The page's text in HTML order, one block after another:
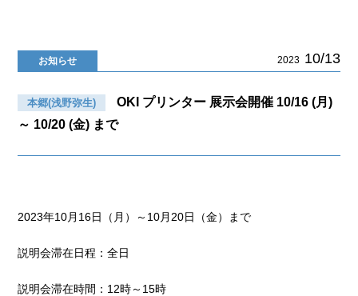
お知らせ 2023 10/13
本郷(浅野弥生)
OKI プリンター 展示会開催 10/16 (月)
～ 10/20 (金) まで
2023年10月16日（月）～10月20日（金）まで
説明会滞在日程：全日
説明会滞在時間：12時～15時